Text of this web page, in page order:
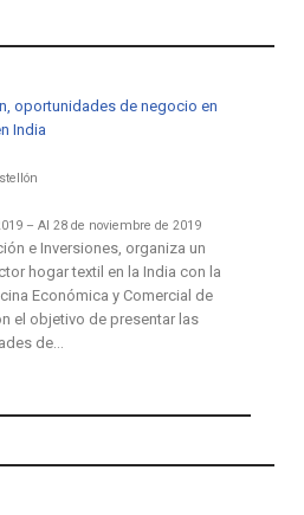
oportunidades de negocio en
India
– Al 28 de noviembre de 2019
e Inversiones, organiza un
hogar textil en la India con la
Económica y Comercial de
el objetivo de presentar las
de…